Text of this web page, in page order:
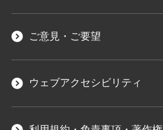
ご意見・ご要望
ウェブアクセシビリティ